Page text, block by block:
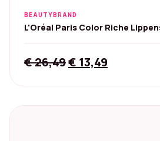
BEAUTYBRAND
L'Oréal Paris Color Riche
€26,49Original
€ 13,49